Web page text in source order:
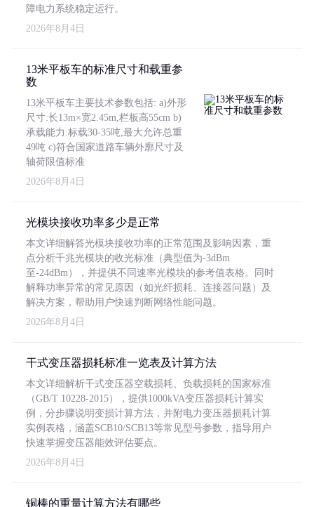
障电力系统稳定运行。
2026年8月4日
13米平板车的标准尺寸和载重参
数
13米平板车主要技术参数包括: a)外形
尺寸:长13m×宽2.45m,栏板高55cm b)
承载能力:标载30-35吨,最大允许总重
49吨 c)符合国家道路车辆外廓尺寸及
轴荷限值标准
2026年8月4日
光模块接收功率多少是正常
本文详细解答光模块接收功率的正常范围及影响因素，重
点分析千兆光模块的收光标准（典型值为-3dBm
至-24dBm），并提供不同速率光模块的参考值表格。同时
解释功率异常的常见原因（如光纤损耗、连接器问题）及
解决方案，帮助用户快速判断网络性能问题。
2026年8月4日
干式变压器损耗标准一览表及计算方法
本文详细解析干式变压器空载损耗、负载损耗的国家标准
（GB/T 10228-2015），提供1000kVA变压器损耗计算实
例，分步骤说明变损计算方法，并附电力变压器损耗计算
实例表格，涵盖SCB10/SCB13等常见型号参数，指导用户
快速掌握变压器能效评估要点。
2026年8月4日
铜棒的重量计算方法有哪些